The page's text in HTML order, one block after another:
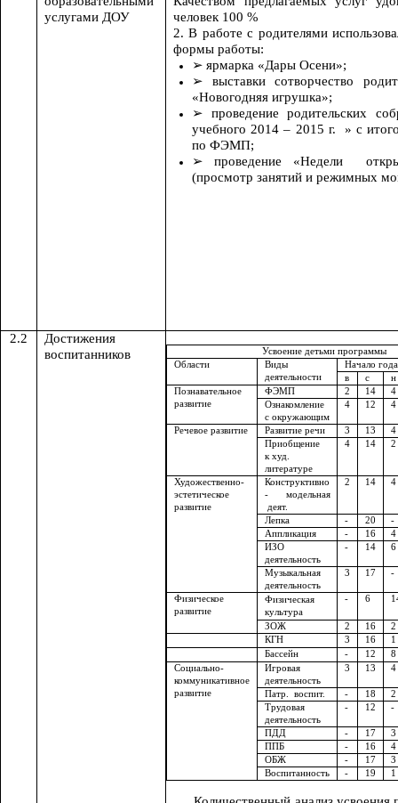
услугами ДОУ
человек 100 %
2. В работе с родителями
формы работы:
ярмарка «Дары Осени»;
выставки сотворчество
«Новогодняя игрушка»;
проведение родительских
учебного 2014 – 2015 г. » с
по ФЭМП;
проведение «Недели
(просмотр занятий и режимных
2.2
Достижения
воспитанников
Усвоение детьми программы
Области
Виды
деятельности
Начало года
в
с
н
Познавательное
развитие
ФЭМП 2 14
4
Ознакомление
с окружающим
4 12 4
Речевое развитие Развитие речи 3 13
4
Приобщение
к худ.
литературе
4 14 2
Художественно-
эстетическое
развитие
Конструктивно
- модельная
деят.
2 14 4
Лепка - 20
-
Аппликация
- 16
4
ИЗО
деятельность
- 14 6
Музыкальная
деятельность
3 17 -
Физическое
развитие
Физическая
культура
- 6
ЗОЖ 2 16
2
КГН
3 16
1
Бассейн
- 12
8
Социально-
коммуникативное
развитие
Игровая
деятельность
3 13 4
Патр. воспит. - 18
2
Трудовая
деятельность
- 12 -
ПДД - 17
3
ППБ
- 16
4
ОБЖ
- 17
3
Воспитанность
- 19 1